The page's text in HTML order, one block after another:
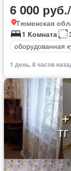
6 000
Тюменская
1 Комната
оборудованная
1 день, 8 часов